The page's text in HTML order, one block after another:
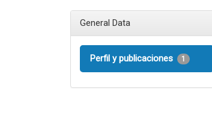
General Data
Perfil y publicaciones 1